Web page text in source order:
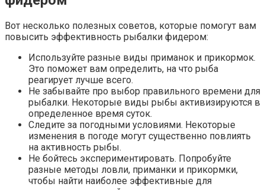
Вот несколько полезных советов, которые помогут вам
повысить эффективность рыбалки фидером:
Используйте разные виды приманок и прикормок.
Это поможет вам определить, на что рыба
реагирует лучше всего.
Не забывайте про выбор правильного времени для
рыбалки. Некоторые виды рыбы активизируются в
определенное время суток.
Следите за погодными условиями. Некоторые
изменения в погоде могут существенно повлиять
на активность рыбы.
Не бойтесь экспериментировать. Попробуйте
разные методы ловли, приманки и прикормки,
чтобы найти наиболее эффективные для